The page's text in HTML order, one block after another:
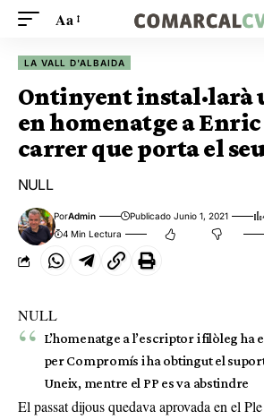
Aa
LA VALL D'ALBAIDA
Ontinyent instal·larà
en homenatge a
carrer que porta el
NULL
PorAdmin Publicado Junio 1, 2021
4 Min Lectura
NULL
L’homenatge a l’escriptor i filòleg ha
per Compromís i ha obtingut el
Uneix, mentre el PP es va abstindre
El passat dijous quedava aprovada en el